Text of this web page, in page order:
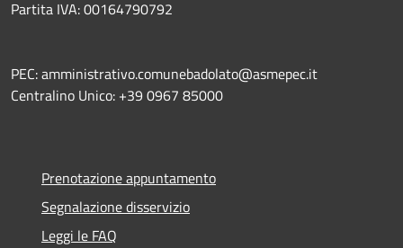
Partita IVA: 00164790792
PEC: amministrativo.comunebadolato@asmepec.it
Centralino Unico: +39 0967 85000
Prenotazione appuntamento
Segnalazione disservizio
Leggi le FAQ